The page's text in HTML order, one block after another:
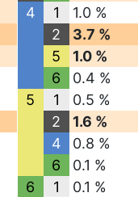
4
1
1.0 %
2
3.7 %
5
1.0 %
6
0.4 %
5
1
0.5 %
2
1.6 %
4
0.8 %
6
0.1 %
6
1
0.1 %